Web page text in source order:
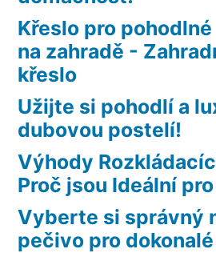
Křeslo pro
na zahradě -
křeslo
Užijte si pohodlí a
dubovou postelí!
Výhody
Proč jsou Ideální
Vyberte si správný
pečivo pro